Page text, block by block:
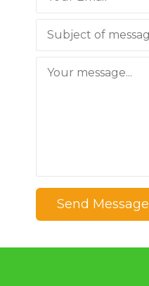
Send Message